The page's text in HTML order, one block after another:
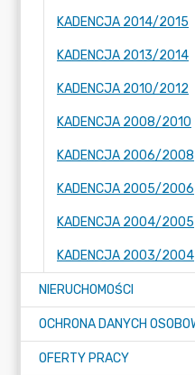
KADENCJA 2014/2015
KADENCJA 2013/2014
KADENCJA 2010/2012
KADENCJA 2008/2010
KADENCJA 2006/2008
KADENCJA 2005/2006
KADENCJA 2004/2005
KADENCJA 2003/2004
NIERUCHOMOŚCI
OFERTY PRACY